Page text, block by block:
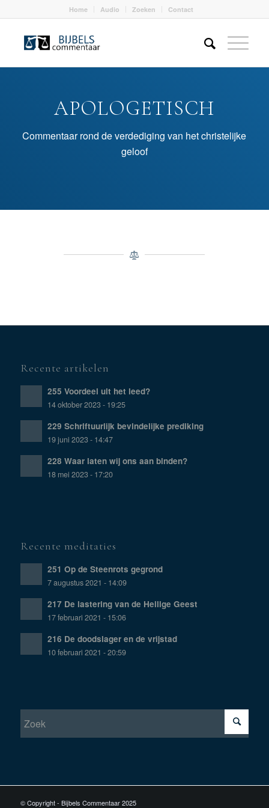
Home Audio Zoeken Contact
APOLOGETISCH
Commentaar rond de verdediging van het christelijke
geloof
Recente artikelen
255 Voordeel uit het leed?
14 oktober 2023 - 19:25
229 Schriftuurlijk bevindelijke prediking
19 juni 2023 - 14:47
228 Waar laten wij ons aan binden?
18 mei 2023 - 17:20
Recente meditaties
251 Op de Steenrots gegrond
7 augustus 2021 - 14:09
217 De lastering van de Heilige Geest
17 februari 2021 - 15:06
216 De doodslager en de vrijstad
10 februari 2021 - 20:59
© Copyright - Bijbels Commentaar 2025